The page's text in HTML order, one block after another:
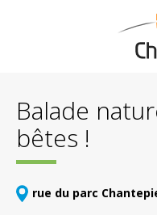
Balade
bêtes !
rue du parc